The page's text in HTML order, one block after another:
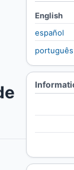
English
español
português